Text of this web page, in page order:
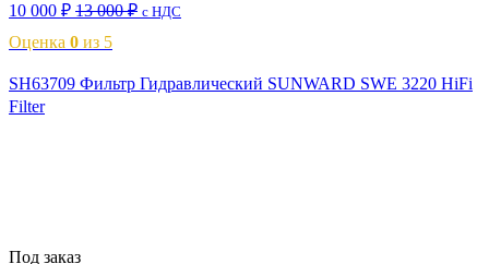
10 000 ₽ 13 000₽ с НДС
Оценка 0 из 5
SH63709 Фильтр Гидравлический SUNWARD SWE 3220 HiFi
Filter
Под заказ